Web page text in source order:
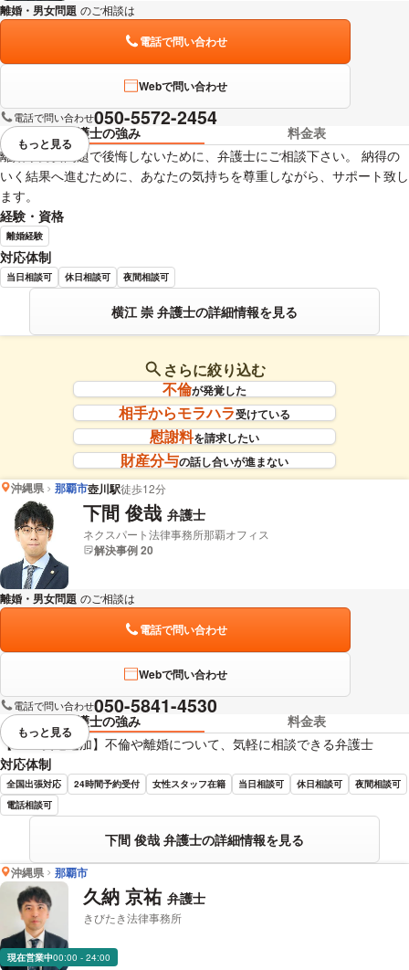
離婚・男女問題 のご相談は
電話で問い合わせ
Webで問い合わせ
電話で問い合わせ050-5572-2454
弁護士の強み
料金表
離婚や男女問題で後悔しないために、弁護士にご相談下さい。 納得の
いく結果へ進むために、あなたの気持ちを尊重しながら、サポート致し
ます。
経験・資格
離婚経験
対応体制
当日相談可 休日相談可 夜間相談可
横江 崇 弁護士の詳細情報を見る
視覚的に省略されている要素を
もっと見る
さらに絞り込む
不倫が発覚した
相手からモラハラ受けている
慰謝料を請求したい
財産分与の話し合いが進まない
沖縄県
那覇市壺川駅徒歩12分
下間 俊哉 弁護士
ネクスパート法律事務所那覇オフィス
解決事例 20
離婚・男女問題 のご相談は
電話で問い合わせ
Webで問い合わせ
電話で問い合わせ050-5841-4530
弁護士の強み
料金表
【LINE友達追加】不倫や離婚について、気軽に相談できる弁護士
対応体制
全国出張対応 24時間予約受付 女性スタッフ在籍 当日相談可 休日相談可
夜間相談可
電話相談可
下間 俊哉 弁護士の詳細情報を見る
視覚的に省略されている要素を
もっと見る
沖縄県 那覇市
久納 京祐 弁護士
きびたき法律事務所
現在営業中00:00 - 24:00